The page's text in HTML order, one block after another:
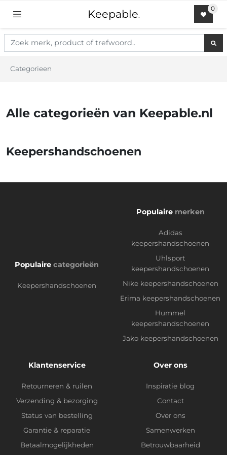
Keepable.
Categorieen
Alle categorieën van Keepable.nl
Keepershandschoenen
Populaire categorieën
Keepershandschoenen
Populaire merken
Adidas
keepershandschoenen
Uhlsport
keepershandschoenen
Nike keepershandschoenen
Erima keepershandschoenen
Hummel
keepershandschoenen
Jako keepershandschoenen
Klantenservice
Retourneren & ruilen
Verzending & bezorging
Status van bestelling
Garantie & reparatie
Betaalmogelijkheden
Over ons
Inspiratie blog
Contact
Over ons
Samenwerken
Betrouwbaarheid